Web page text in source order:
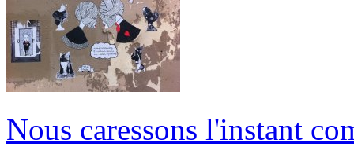
Nous caressons l'instant